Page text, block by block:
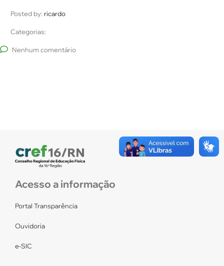
Posted by: ricardo
Categorias:
Nenhum comentário
Acesso a informação
Portal Transparência
Ouvidoria
e-SIC